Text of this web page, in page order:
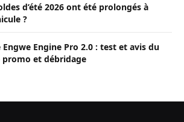
d’été 2026 ont été prolongés à
?
Engine Pro 2.0 : test et avis du
promo et débridage